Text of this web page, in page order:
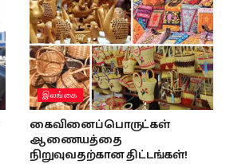
இலங்கை
கைவினைப்பொருட்கள்
ஆணையத்தை
நிறுவுவதற்கான திட்டங்கள்!